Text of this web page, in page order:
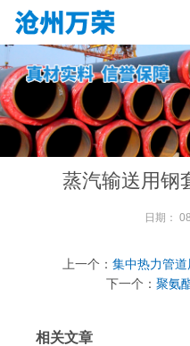
蒸汽输送用钢
日期：
上一个： 集中热力管
下一个： 聚氨
相关文章